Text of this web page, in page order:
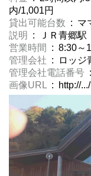
内/1,001円
貸出可能台数 : マ
説明
: ＪＲ青郷駅
営業時間
: 8:30～
管理会社 : ロッジ
管理会社電話番号
画像URL : http://